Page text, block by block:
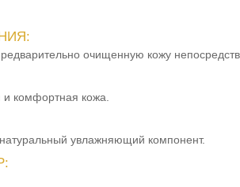
очищенную кожу
и комфортная кожа.
увлажняющий компонент.